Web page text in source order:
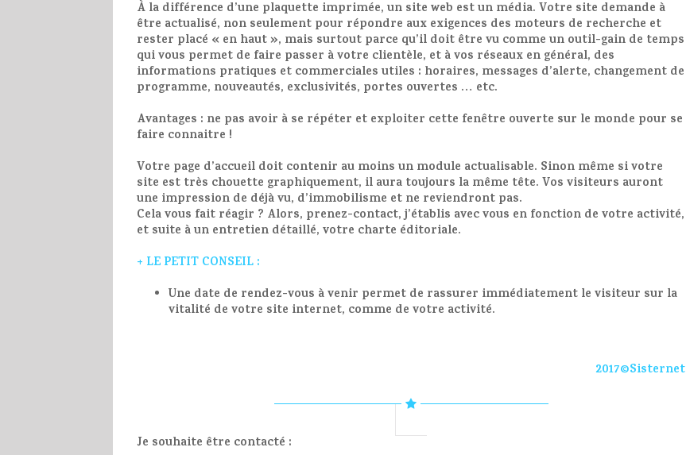
À la différence d’une plaquette imprimée, un site web est un média. Votre site demande à
être actualisé, non seulement pour répondre aux exigences des moteurs de recherche et
rester placé « en haut », mais surtout parce qu’il doit être vu comme un outil-gain de temps
qui vous permet de faire passer à votre clientèle, et à vos réseaux en général, des
informations pratiques et commerciales utiles : horaires, messages d’alerte, changement de
programme, nouveautés, exclusivités, portes ouvertes … etc.
Avantages : ne pas avoir à se répéter et exploiter cette fenêtre ouverte sur le monde pour se
faire connaitre !
Votre page d’accueil doit contenir au moins un module actualisable. Sinon même si votre
site est très chouette graphiquement, il aura toujours la même tête. Vos visiteurs auront
une impression de déjà vu, d’immobilisme et ne reviendront pas.
Cela vous fait réagir ? Alors, prenez-contact,j’établis avec vous en fonction de votre activité,
et suite à un entretien détaillé, votre charte éditoriale.
+ LE PETIT CONSEIL :
Une date de rendez-vous à venir permet de rassurer immédiatement le visiteur sur la
vitalité de votre site internet, comme de votre activité.
2017©Sisternet
Je souhaite être contacté :